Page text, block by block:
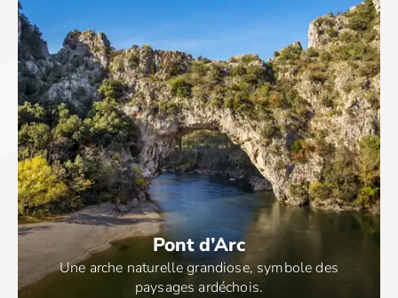
Pont d’Arc
Une arche naturelle grandiose, symbole des
paysages ardéchois.